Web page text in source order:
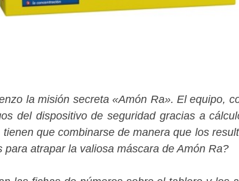
la misión secreta «Amón Ra». El equipo,
del dispositivo de seguridad gracias a
que combinarse de manera que los
para atrapar la valiosa máscara de Amón Ra?